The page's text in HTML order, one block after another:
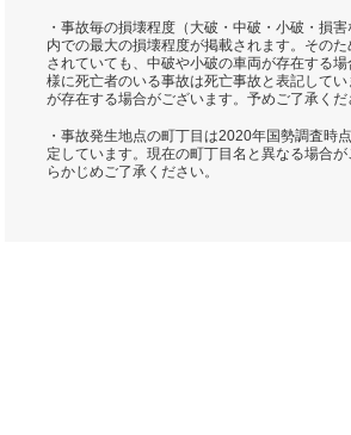
・事故毎の損壊程度（大破・中破・小破・損
内での最大の損壊程度が掲載されます。その
されていても、中破や小破の車両が存在する
様に死亡者のいる事故は死亡事故と表記して
が存在する場合がございます。予めご了承くだ
・事故発生地点の町丁目は2020年国勢調査時
定しています。現在の町丁目名と異なる場合
らかじめご了承ください。